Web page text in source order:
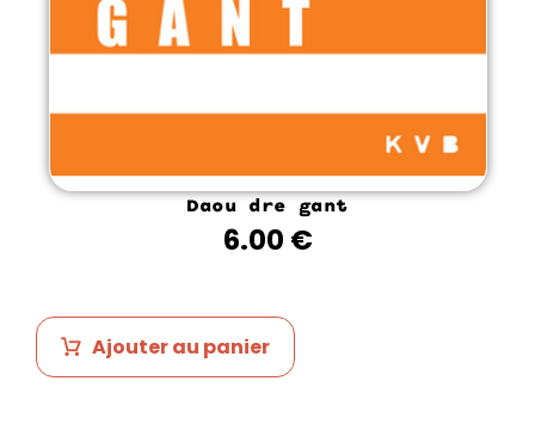
Daou dre gant
6.00 €
Ajouter au panier